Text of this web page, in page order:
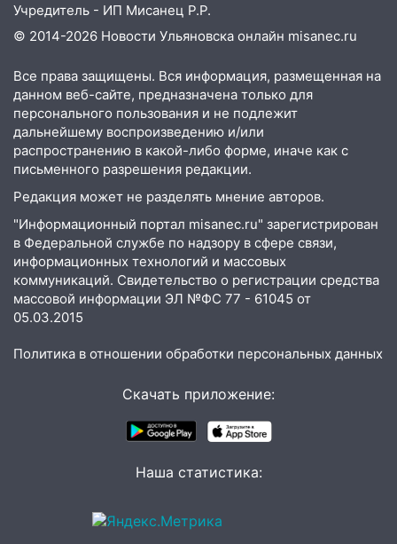
07:18 В Ульяновск идет
тридцатиградусная жара: какая будет
06:00 Четыре года борьбы: ульяновские
юристы помогли женщине засудить УК
за плесень на стенах
05:00 Кому 6 августа звезды сулят
прибыль, а кому — испытания на
прочность
05.08.2026
22:58 Соцсети: на проспекте Тюленева
ДТП с мотоциклистом
20:22
Мошенники обманули 92-летнюю
жительницу Ульяновской области
19:14
Житель Ульяновской области
заработал уголовное дело
Прогноз погоды на 6 августа в
Мотофристайл, рок и силовой
большой фестиваль «Наше время»
Учредитель - ИП Мисанец Р.Р.
© 2014-2026 Новости Ульяновска онлайн misanec.ru
Все права защищены. Вся информация, размещенная на
данном веб-сайте, предназначена только для
персонального пользования и не подлежит
дальнейшему воспроизведению и/или
распространению в какой-либо форме, иначе как с
письменного разрешения редакции.
Редакция может не разделять мнение авторов.
"Информационный портал misanec.ru" зарегистрирован
в Федеральной службе по надзору в сфере связи,
информационных технологий и массовых
коммуникаций. Свидетельство о регистрации средства
массовой информации ЭЛ №ФС 77 - 61045 от
05.03.2015
Политика в отношении обработки персональных данных
Скачать приложение:
Наша статистика: